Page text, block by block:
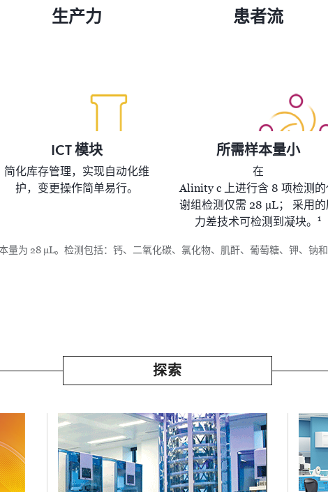
生产力
ICT 模块
简化库存管理，实现自动化维
护，变更操作简单易行。
患者流
所需样本量小
在
Alinity c 上进行含 8 项检测的
谢组检测仅需 28 µL； 采用
力差技术可检测到凝块。1
量为 28 µL。检测包括：钙、二氧化碳、氯化物、肌酐、葡萄糖、钾、钠和
探索